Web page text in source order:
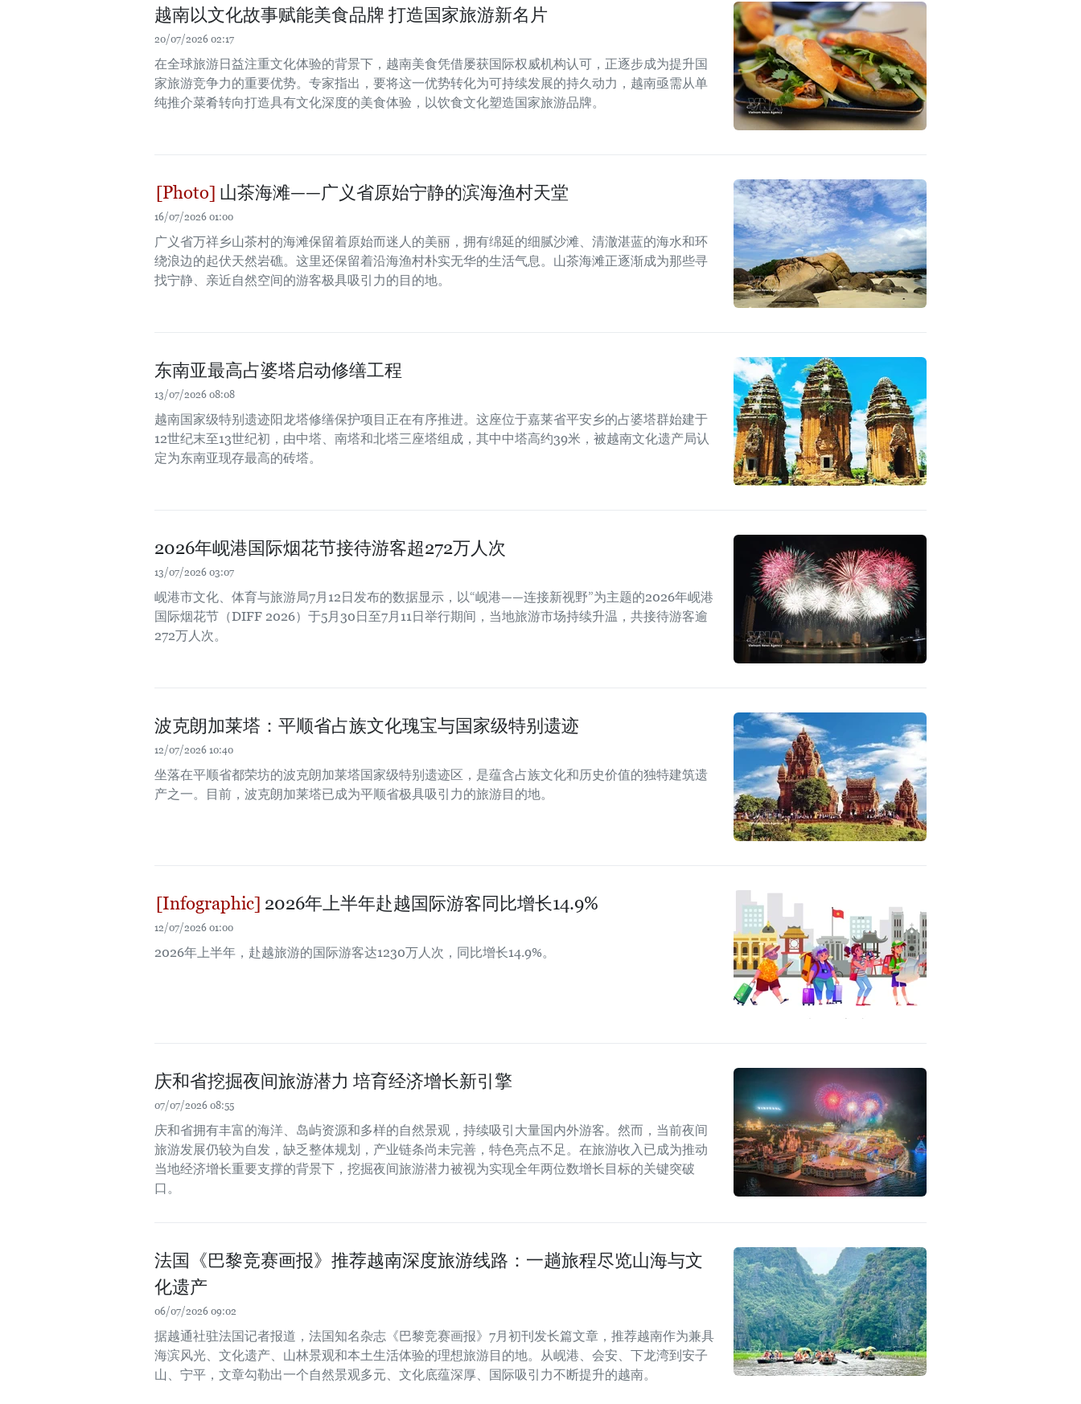
越南以文化故事赋能美食品牌 打造国家旅游新名片
20/07/2026 02:17
在全球旅游日益注重文化体验的背景下，越南美食凭借屡获国际权威机构认可，正逐步成为提升国
家旅游竞争力的重要优势。专家指出，要将这一优势转化为可持续发展的持久动力，越南亟需从单
纯推介菜肴转向打造具有文化深度的美食体验，以饮食文化塑造国家旅游品牌。
山茶海滩——广义省原始宁静的滨海渔村天堂
16/07/2026 01:00
广义省万祥乡山茶村的海滩保留着原始而迷人的美丽，拥有绵延的细腻沙滩、清澈湛蓝的海水和环
绕浪边的起伏天然岩礁。这里还保留着沿海渔村朴实无华的生活气息。山茶海滩正逐渐成为那些寻
找宁静、亲近自然空间的游客极具吸引力的目的地。
东南亚最高占婆塔启动修缮工程
13/07/2026 08:08
越南国家级特别遗迹阳龙塔修缮保护项目正在有序推进。这座位于嘉莱省平安乡的占婆塔群始建于
12世纪末至13世纪初，由中塔、南塔和北塔三座塔组成，其中中塔高约39米，被越南文化遗产局认
定为东南亚现存最高的砖塔。
2026年岘港国际烟花节接待游客超272万人次
13/07/2026 03:07
岘港市文化、体育与旅游局7月12日发布的数据显示，以“岘港——连接新视野”为主题的2026年岘港
国际烟花节（DIFF 2026）于5月30日至7月11日举行期间，当地旅游市场持续升温，共接待游客逾
272万人次。
波克朗加莱塔：平顺省占族文化瑰宝与国家级特别遗迹
12/07/2026 10:40
坐落在平顺省都荣坊的波克朗加莱塔国家级特别遗迹区，是蕴含占族文化和历史价值的独特建筑遗
产之一。目前，波克朗加莱塔已成为平顺省极具吸引力的旅游目的地。
2026年上半年赴越国际游客同比增长14.9%
12/07/2026 01:00
2026年上半年，赴越旅游的国际游客达1230万人次，同比增长14.9%。
庆和省挖掘夜间旅游潜力 培育经济增长新引擎
07/07/2026 08:55
庆和省拥有丰富的海洋、岛屿资源和多样的自然景观，持续吸引大量国内外游客。然而，当前夜间
旅游发展仍较为自发，缺乏整体规划，产业链条尚未完善，特色亮点不足。在旅游收入已成为推动
当地经济增长重要支撑的背景下，挖掘夜间旅游潜力被视为实现全年两位数增长目标的关键突破
口。
法国《巴黎竞赛画报》推荐越南深度旅游线路：一趟旅程尽览山海与文
化遗产
06/07/2026 09:02
据越通社驻法国记者报道，法国知名杂志《巴黎竞赛画报》7月初刊发长篇文章，推荐越南作为兼具
海滨风光、文化遗产、山林景观和本土生活体验的理想旅游目的地。从岘港、会安、下龙湾到安子
山、宁平，文章勾勒出一个自然景观多元、文化底蕴深厚、国际吸引力不断提升的越南。